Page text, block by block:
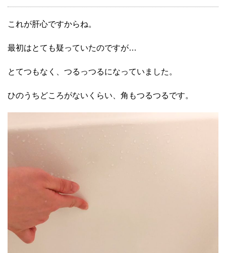
これが肝心ですからね。
最初はとても疑っていたのですが…
とてつもなく、つるっつるになっていました。
ひのうちどころがないくらい、角もつるつるです。